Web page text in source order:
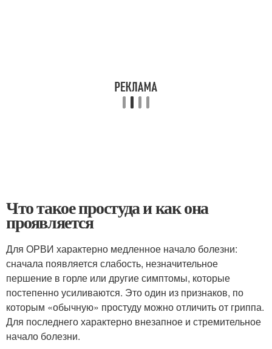
Что такое простуда и как она
проявляется
Для ОРВИ характерно медленное начало болезни:
сначала появляется слабость, незначительное
першение в горле или другие симптомы, которые
постепенно усиливаются. Это один из признаков, по
которым «обычную» простуду можно отличить от гриппа.
Для последнего характерно внезапное и стремительное
начало болезни.